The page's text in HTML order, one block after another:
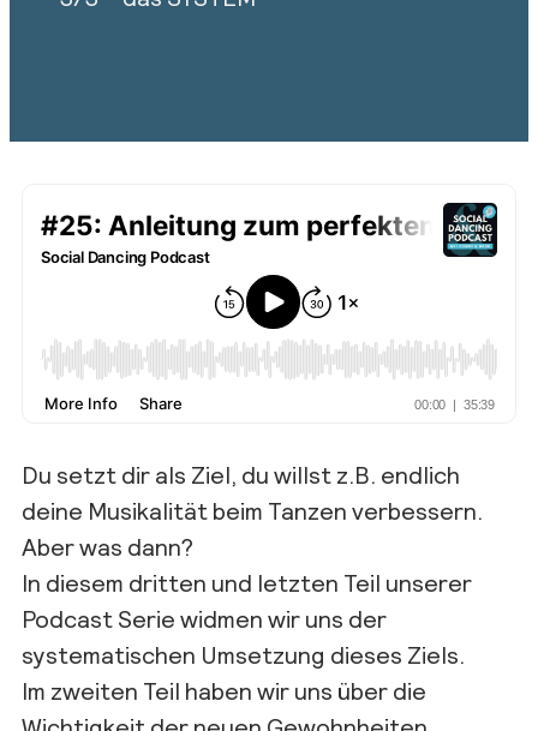
Du setzt dir als Ziel, du willst z.B. endlich
deine Musikalität beim Tanzen verbessern.
Aber was dann?
In diesem dritten und letzten Teil unserer
Podcast Serie widmen wir uns der
systematischen Umsetzung dieses Ziels.
Im zweiten Teil haben wir uns über die